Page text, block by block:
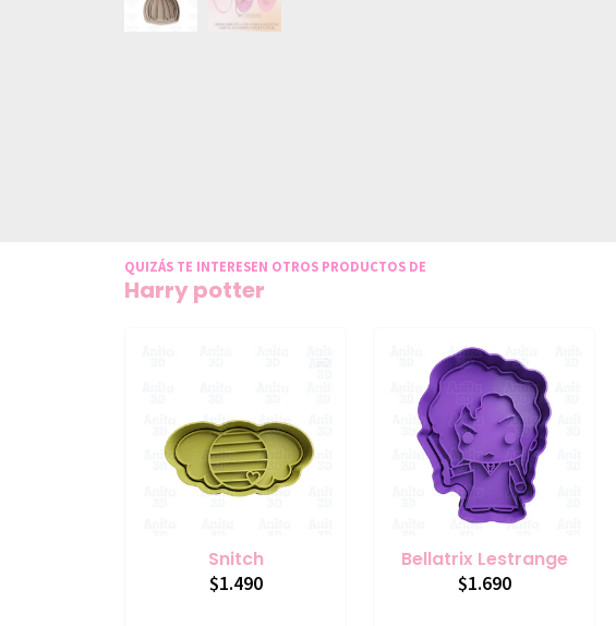
QUIZÁS TE INTERESEN OTROS PRODUCTOS DE
Harry potter
Snitch
$1.490
Bellatrix Lestrange
$1.690